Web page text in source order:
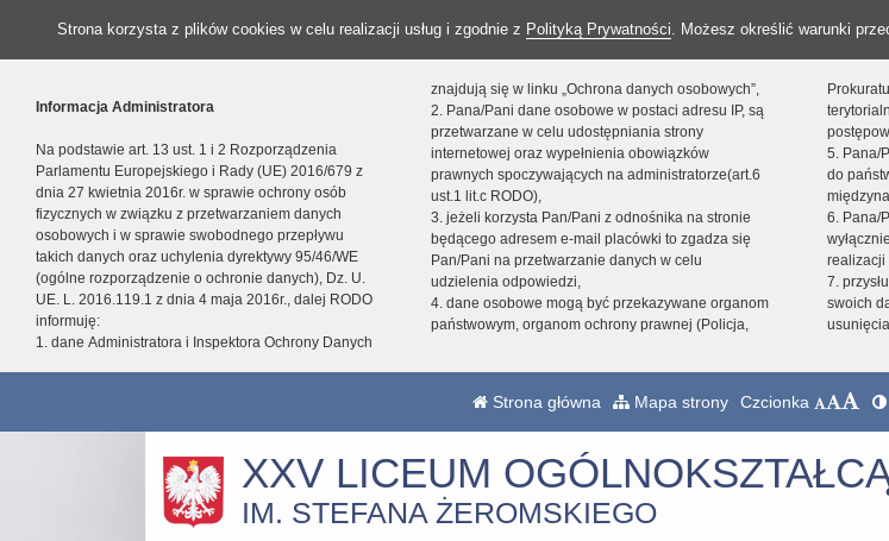
Strona korzysta z plików cookies w celu realizacji usług i zgodnie z Polityką Prywatności. Możesz określić warunki
Informacja Administratora
Na podstawie art. 13 ust. 1 i 2 Rozporządzenia
Parlamentu Europejskiego i Rady (UE) 2016/679 z
dnia 27 kwietnia 2016r. w sprawie ochrony osób
fizycznych w związku z przetwarzaniem danych
osobowych i w sprawie swobodnego przepływu
takich danych oraz uchylenia dyrektywy 95/46/WE
(ogólne rozporządzenie o ochronie danych), Dz. U.
UE. L. 2016.119.1 z dnia 4 maja 2016r., dalej RODO
informuję:
1. dane Administratora i Inspektora Ochrony Danych
znajdują się w linku „Ochrona danych osobowych”,
2. Pana/Pani dane osobowe w postaci adresu IP, są
przetwarzane w celu udostępniania strony
internetowej oraz wypełnienia obowiązków
prawnych spoczywających na administratorze(art.6
ust.1 lit.c RODO),
3. jeżeli korzysta Pan/Pani z odnośnika na stronie
będącego adresem e-mail placówki to zgadza się
Pan/Pani na przetwarzanie danych w celu
udzielenia odpowiedzi,
4. dane osobowe mogą być przekazywane organom
państwowym, organom ochrony prawnej (Policja,
5. Pana/
do
6. Pana/
realizacji
7.
swoich
Strona główna Mapa strony Czcionka
XXV LICEUM
IM. STEFANA ŻEROMSKIEGO